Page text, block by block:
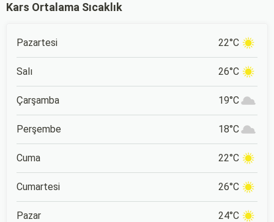
Kars Ortalama Sıcaklık
Pazartesi 22°C
Salı 26°C
Çarşamba 19°C
Perşembe 18°C
Cuma 22°C
Cumartesi 26°C
Pazar 24°C